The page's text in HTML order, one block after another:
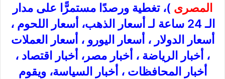
المصرى )، تغطية ورصدًا مستمرًّا على مدار
الـ 24 ساعة لـ أسعار الذهب، أسعار اللحوم ،
أسعار الدولار ، أسعار اليورو ، أسعار العملات
، أخبار الرياضة ، أخبار مصر، أخبار اقتصاد ،
أخبار المحافظات ، أخبار السياسة، ويقوم